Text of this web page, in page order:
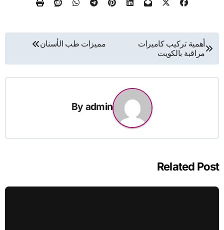
تصفّح
المقالات
أهمية تركيب كاميرات
مراقبة بالكويت
مميزات طب الأسنان
By admin
Related Post